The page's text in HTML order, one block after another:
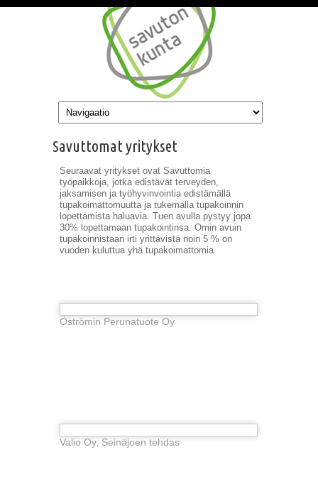
Savuttomat yritykset
Seuraavat yritykset ovat Savuttomia
työpaikkoja, jotka edistävät terveyden,
jaksamisen ja työhyvinvointia edistämällä
tupakoimattomuutta ja tukemalla tupakoinnin
lopettamista haluavia. Tuen avulla pystyy jopa
30% lopettamaan tupakointinsa. Omin avuin
tupakoinnistaan irti yrittävistä noin 5 % on
vuoden kuluttua yhä tupakoimattomia
Öströmin Perunatuote Oy
Valio Oy, Seinäjoen tehdas